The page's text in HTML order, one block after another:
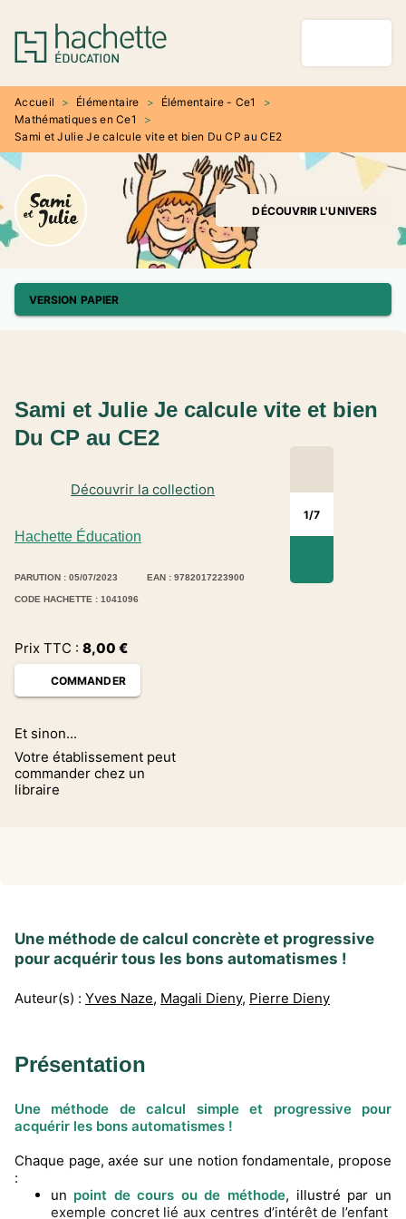
MENU RECHERCHE
PIED DE PAGE
Accueil > Élémentaire > Élémentaire - Ce1
>
Mathématiques en Ce1
>
Sami et Julie Je calcule vite et bien Du CP au CE2
DÉCOUVRIR L'UNIVERS
VERSION PAPIER
1/7
Hachette Éducation
Découvrir la collection
Sami et Julie Je calcule vite et bien
Du CP au CE2
PARUTION : 05/07/2023 EAN : 9782017223900
CODE HACHETTE : 1041096
Prix TTC : 8,00 €
COMMANDER
Et sinon...
Votre établissement peut
commander chez un
libraire
Une méthode de calcul concrète et progressive
pour acquérir tous les bons automatismes !
Auteur(s) : Yves Naze, Magali Dieny, Pierre Dieny
Présentation
Une méthode de calcul simple et progressive pour
acquérir les bons automatismes !
Chaque page, axée sur une notion fondamentale, propose
:
un point de cours ou de méthode, illustré par un
exemple concret lié aux centres d’intérêt de l’enfant